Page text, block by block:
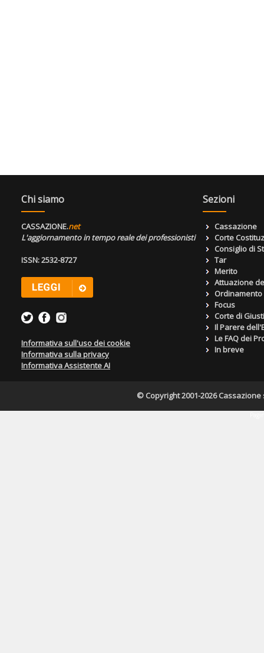
Chi siamo
CASSAZIONE.net
L'aggiornamento in tempo reale dei professionisti
ISSN: 2532-8727
Informativa sull'uso dei cookie
Informativa sulla privacy
Informativa Assistente AI
Sezioni
Cassazione
Corte
Consiglio di
Tar
Merito
Attuazione
Focus
Corte di
Il Parere
Le FAQ dei
In breve
© Copyright 2001-2026 Cassazione